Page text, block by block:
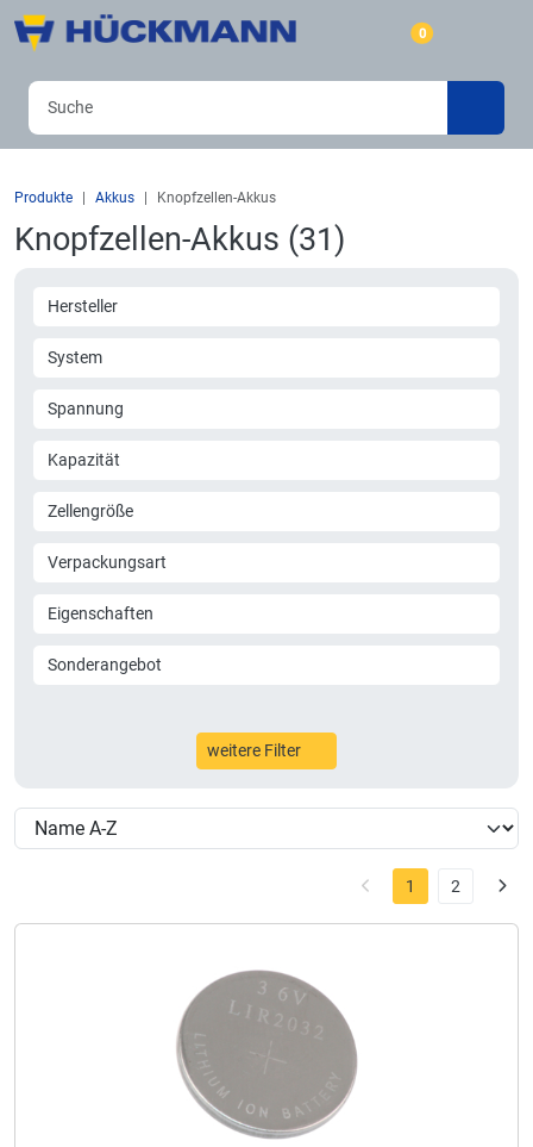
0
Produkte Akkus Knopfzellen-Akkus
Knopfzellen-Akkus (31)
Hersteller
System
Spannung
Kapazität
Zellengröße
Verpackungsart
Eigenschaften
Sonderangebot
weitere Filter
1 2